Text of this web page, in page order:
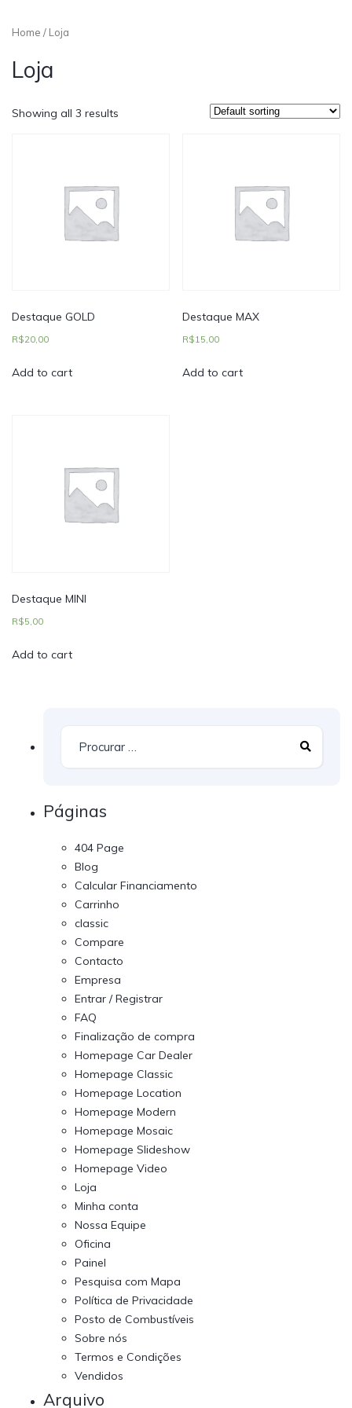
Home / Loja
Loja
Showing all 3 results
Destaque GOLD
R$20,00
Add to cart
Destaque MAX
R$15,00
Add to cart
Destaque MINI
R$5,00
Add to cart
Páginas
404 Page
Blog
Calcular Financiamento
Carrinho
classic
Compare
Contacto
Empresa
Entrar / Registrar
FAQ
Finalização de compra
Homepage Car Dealer
Homepage Classic
Homepage Location
Homepage Modern
Homepage Mosaic
Homepage Slideshow
Homepage Video
Loja
Minha conta
Nossa Equipe
Oficina
Painel
Pesquisa com Mapa
Política de Privacidade
Posto de Combustíveis
Sobre nós
Termos e Condições
Vendidos
Arquivo